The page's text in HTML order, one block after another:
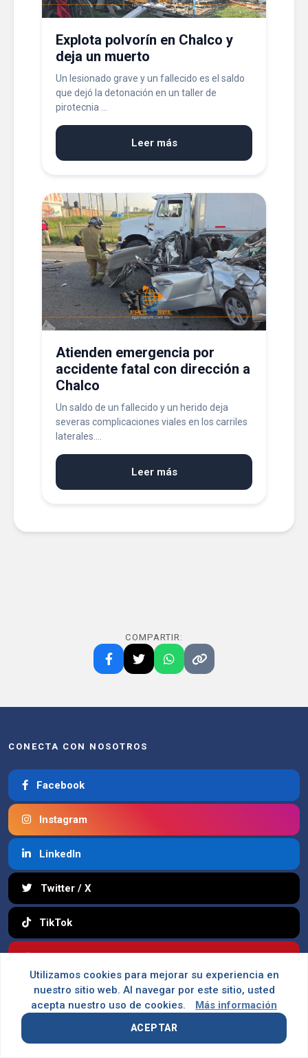
Explota polvorín en Chalco y
deja un muerto
Un lesionado grave y un fallecido es el saldo
que dejó la detonación en un taller de
pirotecnia ...
Leer más
Atienden emergencia por
accidente fatal con dirección a
Chalco
Un saldo de un fallecido y un herido deja
severas complicaciones viales en los carriles
laterales....
Leer más
COMPARTIR:
CONECTA CON NOSOTROS
Facebook
Instagram
LinkedIn
Twitter / X
TikTok
YouTube
SOLICITAR INFORMACIÓN
Utilizamos cookies para mejorar su experiencia en
nuestro sitio web. Al navegar por este sitio, usted
acepta nuestro uso de cookies.
Más información
ACEPTAR